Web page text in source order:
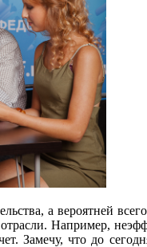
а вероятней
Например,
Замечу, что до